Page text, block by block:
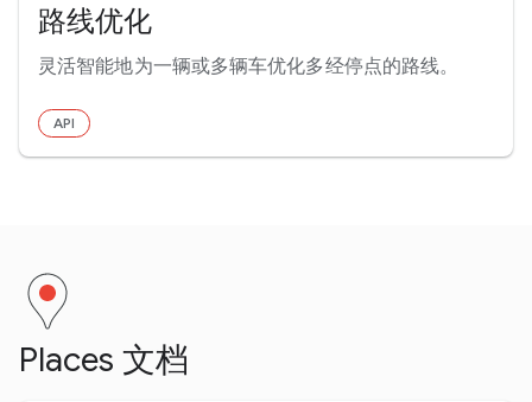
路线优化
灵活智能地为一辆或多辆车优化多经停点的路线。
API
Places 文档